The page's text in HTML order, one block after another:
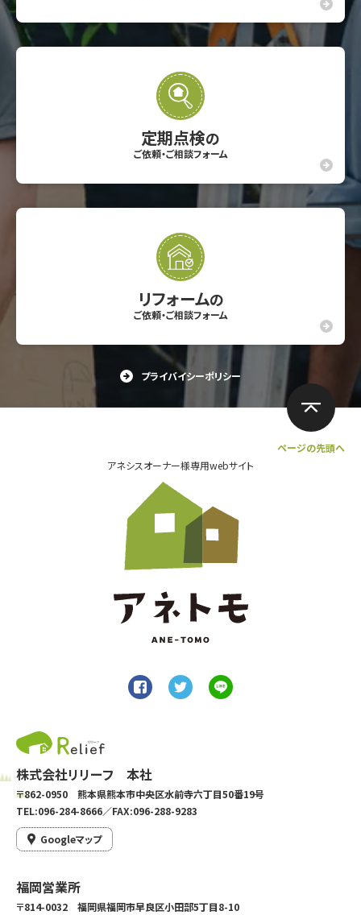
定期点検の
ご依頼・ご相談フォーム
リフォームの
ご依頼・ご相談フォーム
プライバイシーポリシー
アネシスオーナー様専用webサイト
株式会社リリーフ 本社
〒862-0950 熊本県熊本市中央区水前寺六丁目50番19号
TEL:096-284-8666／FAX:096-288-9283
Googleマップ
福岡営業所
〒814-0032 福岡県福岡市早良区小田部5丁目8-10
ページの先頭へ